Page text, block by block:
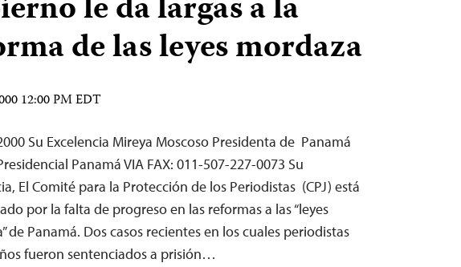
le da largas a la
de las leyes mordaza
12:00 PM EDT
Su Excelencia Mireya Moscoso Presidenta de Panamá
Panamá VIA FAX: 011-507-227-0073 Su
El Comité para la Protección de los Periodistas (CPJ) está
por la falta de progreso en las reformas a las “leyes
de Panamá. Dos casos recientes en los cuales periodistas
fueron sentenciados a prisión…